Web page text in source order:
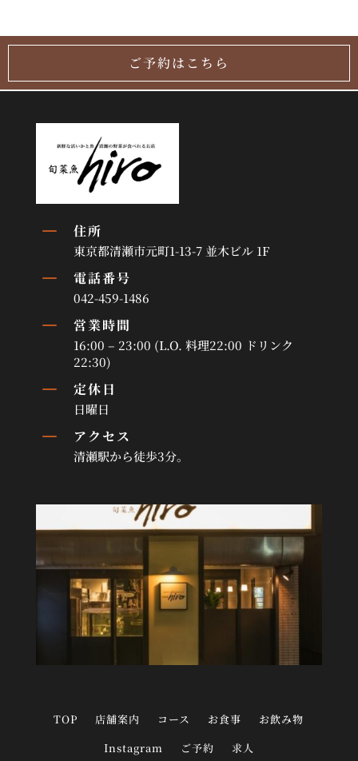
ご予約はこちら
K 住所
東京都清瀬市元町1-13-7 並木ビル 1F
K 電話番号
042-459-1486
K 営業時間
16:00 – 23:00 (L.O. 料理22:00 ドリンク
22:30)
K 定休日
日曜日
K アクセス
清瀬駅から徒歩3分。
TOP 店舗案内 コース お食事
お飲み物
Instagram
ご予約 求人